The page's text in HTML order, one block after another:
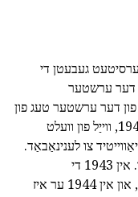
געבעטן די
דער ערשטער טעג פון
דעם אינסטיטוט באגלייט די פאָרשונג. אין 1941, ווייַל פון וועלט
צו לענינאַבאַד.
אין די נייע שטאָט שולע לאַסטיד בלויז 2 יאר. אין 1943 די
אוניווערסיטעט זיך אומגעקערט צו מאָסקווע, און אין 1944 ער איז